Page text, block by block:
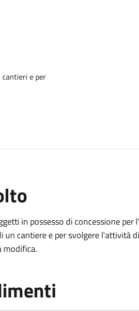
cantieri e per
in possesso di concessione per
un cantiere e per svolgere l'attività
modifica.